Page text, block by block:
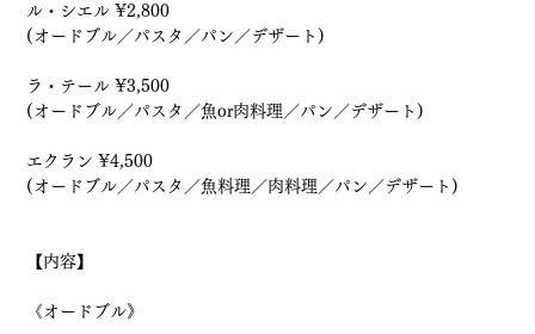
ル・シエル ¥2,800
(オードブル／パスタ／パン／デザート)
ラ・テール ¥3,500
(オードブル／パスタ／魚or肉料理／パン／デザート)
エクラン ¥4,500
(オードブル／パスタ／魚料理／肉料理／パン／デザート)
【内容】
《オードブル》